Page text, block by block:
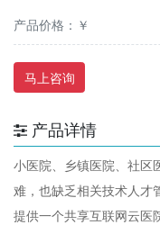
产品价格：￥
马上咨询
产品详情
小医院、乡镇医院、社区
难，也缺乏相关技术人才
提供一个共享互联网云医